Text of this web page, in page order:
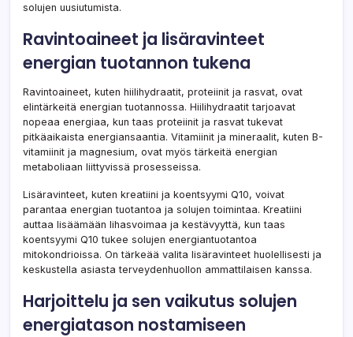
solujen uusiutumista.
Ravintoaineet ja lisäravinteet
energian tuotannon tukena
Ravintoaineet, kuten hiilihydraatit, proteiinit ja rasvat, ovat
elintärkeitä energian tuotannossa. Hiilihydraatit tarjoavat
nopeaa energiaa, kun taas proteiinit ja rasvat tukevat
pitkäaikaista energiansaantia. Vitamiinit ja mineraalit, kuten B-
vitamiinit ja magnesium, ovat myös tärkeitä energian
metaboliaan liittyvissä prosesseissa.
Lisäravinteet, kuten kreatiini ja koentsyymi Q10, voivat
parantaa energian tuotantoa ja solujen toimintaa. Kreatiini
auttaa lisäämään lihasvoimaa ja kestävyyttä, kun taas
koentsyymi Q10 tukee solujen energiantuotantoa
mitokondrioissa. On tärkeää valita lisäravinteet huolellisesti ja
keskustella asiasta terveydenhuollon ammattilaisen kanssa.
Harjoittelu ja sen vaikutus solujen
energiatason nostamiseen